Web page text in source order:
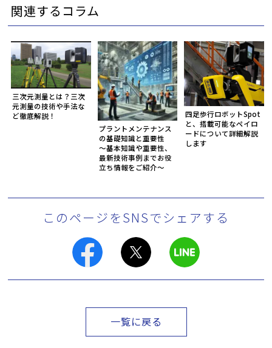
関連するコラム
三次元測量とは？三次
元測量の技術や手法な
ど徹底解説！
プラントメンテナンス
の基礎知識と重要性
～基本知識や重要性、
最新技術事例までお役
立ち情報をご紹介～
四足歩行ロボットSpot
と、搭載可能なペイロ
ードについて詳細解説
します
このページをSNSでシェアする
一覧に戻る